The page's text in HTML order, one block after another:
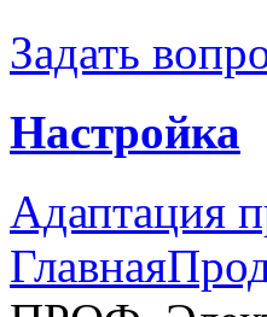
Задать
Настройка
Адаптация
Главная